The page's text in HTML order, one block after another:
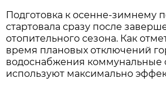
Подготовка к осенне-зимнему
стартовала сразу после
отопительного сезона. Как
время плановых отключений
водоснабжения коммунальные
используют максимально